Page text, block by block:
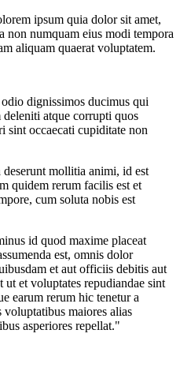
ipsum quia dolor sit amet,
non numquam eius modi tempora
aliquam quaerat voluptatem.
dignissimos ducimus qui
atque corrupti quos
sint occaecati cupiditate non
mollitia animi, id est
quidem rerum facilis est et
cum soluta nobis est
id quod maxime placeat
est, omnis dolor
et aut officiis debitis aut
ut et voluptates repudiandae sint
earum rerum hic tenetur a
voluptatibus maiores alias
asperiores repellat."